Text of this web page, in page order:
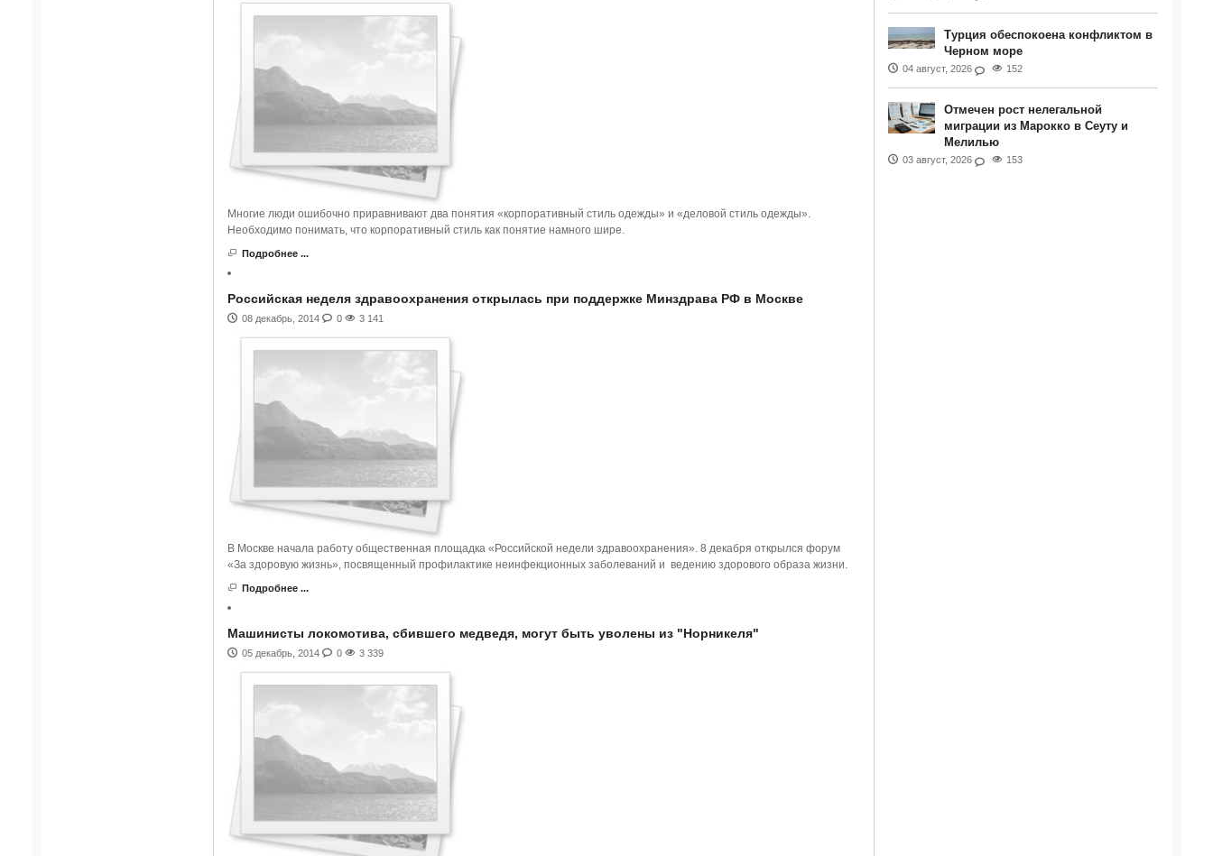
Многие люди ошибочно приравнивают два понятия «корпоративный стиль одежды» и «деловой стиль одежды».
Необходимо понимать, что корпоративный стиль как понятие намного шире.
Подробнее ...
Российская неделя здравоохранения открылась при поддержке Минздрава РФ в Москве
08 декабрь, 2014 0 3 141
В Москве начала работу общественная площадка «Российской недели здравоохранения». 8 декабря открылся форум
«За здоровую жизнь», посвященный профилактике неинфекционных заболеваний и ведению здорового образа жизни.
Подробнее ...
Машинисты локомотива, сбившего медведя, могут быть уволены из "Норникеля"
05 декабрь, 2014 0 3 339
Турция обеспокоена конфликтом в
Черном море
04 август, 2026 152
Отмечен рост нелегальной
миграции из Марокко в Сеуту и
Мелилью
03 август, 2026 153